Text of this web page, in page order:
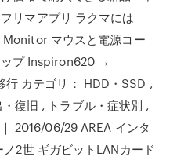
リマアプリ ラクマには
Monitor マウスと電源コー
ップ Inspiron620 →
カテゴリ： HDD・SSD ,
復旧 , トラブル・症状別 ,
2016/06/29 AREA インタ
2世 ギガビットLANカード